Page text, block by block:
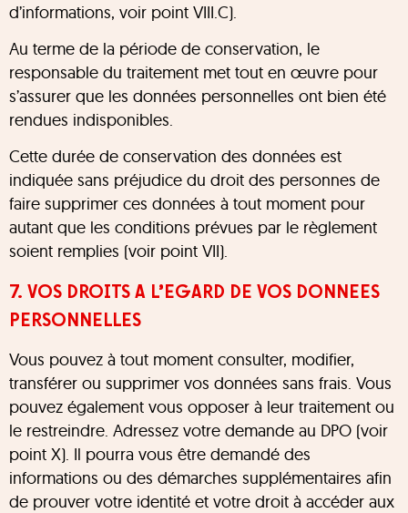
d’informations, voir point VIII.C).
Au terme de la période de conservation, le
responsable du traitement met tout en œuvre pour
s’assurer que les données personnelles ont bien été
rendues indisponibles.
Cette durée de conservation des données est
indiquée sans préjudice du droit des personnes de
faire supprimer ces données à tout moment pour
autant que les conditions prévues par le règlement
soient remplies (voir point VII).
7. VOS DROITS A L’EGARD DE VOS DONNEES
PERSONNELLES
Vous pouvez à tout moment consulter, modifier,
transférer ou supprimer vos données sans frais. Vous
pouvez également vous opposer à leur traitement ou
le restreindre. Adressez votre demande au DPO (voir
point X). Il pourra vous être demandé des
informations ou des démarches supplémentaires afin
de prouver votre identité et votre droit à accéder aux